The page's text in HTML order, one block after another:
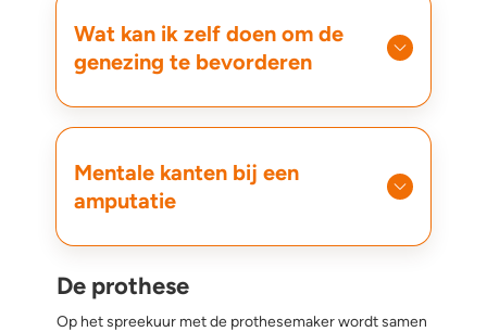
Wat kan ik zelf doen om de
genezing te bevorderen
Mentale kanten bij een
amputatie
De prothese
Op het spreekuur met de prothesemaker wordt samen